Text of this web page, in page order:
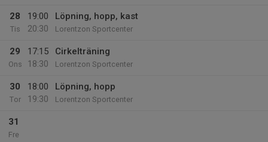
28
Tis
19:00
20:30
Löpning, hopp, kast
Lorentzon Sportcenter
29
Ons
17:15
18:30
Cirkelträning
Lorentzon Sportcenter
30
Tor
18:00
19:30
Löpning, hopp
Lorentzon Sportcenter
31
Fre